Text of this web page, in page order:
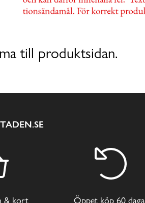
till produktsidan.
& kort Öppet köp 60